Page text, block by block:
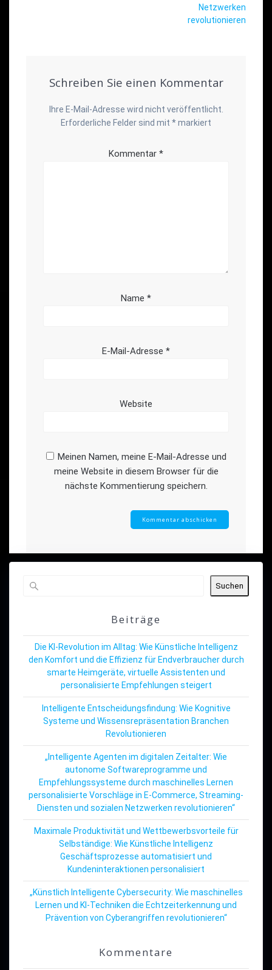
Netzwerken
revolutionieren
Schreiben Sie einen Kommentar
Ihre E-Mail-Adresse wird nicht veröffentlicht.
Erforderliche Felder sind mit *markiert
Kommentar *
Name *
E-Mail-Adresse *
Website
Meinen Namen, meine E-Mail-Adresse und
meine Website in diesem Browser für die
nächste Kommentierung speichern.
Suchen
Beiträge
Die KI-Revolution im Alltag: Wie Künstliche Intelligenz
den Komfort und die Effizienz für Endverbraucher durch
smarte Heimgeräte, virtuelle Assistenten und
personalisierte Empfehlungen steigert
Intelligente Entscheidungsfindung: Wie Kognitive
Systeme und Wissensrepräsentation Branchen
Revolutionieren
„Intelligente Agenten im digitalen Zeitalter: Wie
autonome Softwareprogramme und
Empfehlungssysteme durch maschinelles Lernen
personalisierte Vorschläge in E-Commerce, Streaming-
Diensten und sozialen Netzwerken revolutionieren“
Maximale Produktivität und Wettbewerbsvorteile für
Selbständige: Wie Künstliche Intelligenz
Geschäftsprozesse automatisiert und
Kundeninteraktionen personalisiert
„Künstlich Intelligente Cybersecurity: Wie maschinelles
Lernen und KI-Techniken die Echtzeiterkennung und
Prävention von Cyberangriffen revolutionieren“
Kommentare